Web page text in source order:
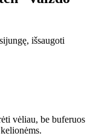
išsaugoti
vėliau, be buferuos